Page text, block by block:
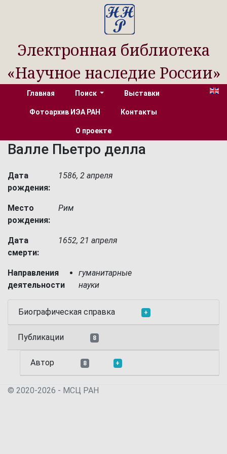
Электронная библиотека
«Научное наследие России»
Главная Поиск Выставки
Фотоархив ИЭА РАН Контакты
О проекте
Валле Пьетро делла
Дата
рождения:
1586, 2 апреля
Место
рождения:
Рим
Дата
смерти:
1652, 21 апреля
Направления
деятельности
гуманитарные
науки
Биографическая справка +
Публикации 8
Автор 8 +
© 2020-2026 - МСЦ РАН